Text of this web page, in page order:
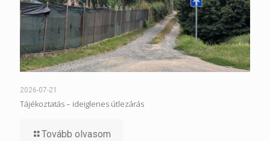
2026-07-21
Tájékoztatás – ideiglenes útlezárás
Tovább olvasom